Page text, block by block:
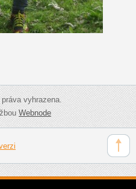
vyhrazena.
Webnode